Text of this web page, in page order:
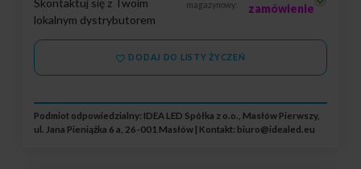
lokalnym dystrybutorem
magazynowy: zamówienie
DODAJ DO LISTY ŻYCZEŃ
Podmiot odpowiedzialny: IDEA LED Spółka z o.o., Masłów Pierwszy,
ul. Jana Pieniążka 6 a, 26-001 Masłów | Kontakt: biuro@idealed.eu